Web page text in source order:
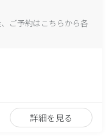
ご予約はこちらから各
詳細を見る